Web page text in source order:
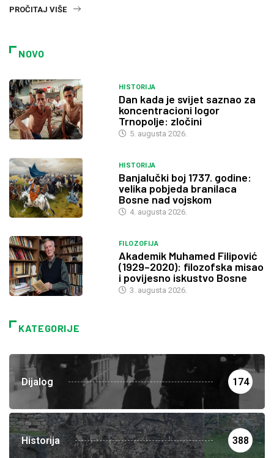
PROČITAJ VIŠE
NOVO
HISTORIJA
Dan kada je svijet saznao za
koncentracioni logor
Trnopolje: zločini
5. augusta 2026.
HISTORIJA
Banjalučki boj 1737. godine:
velika pobjeda branilaca
Bosne nad vojskom
4. augusta 2026.
FILOZOFIJA
Akademik Muhamed Filipović
(1929–2020): filozofska misao
i povijesno iskustvo Bosne
3. augusta 2026.
KATEGORIJE
Dijalog 174
Historija 388